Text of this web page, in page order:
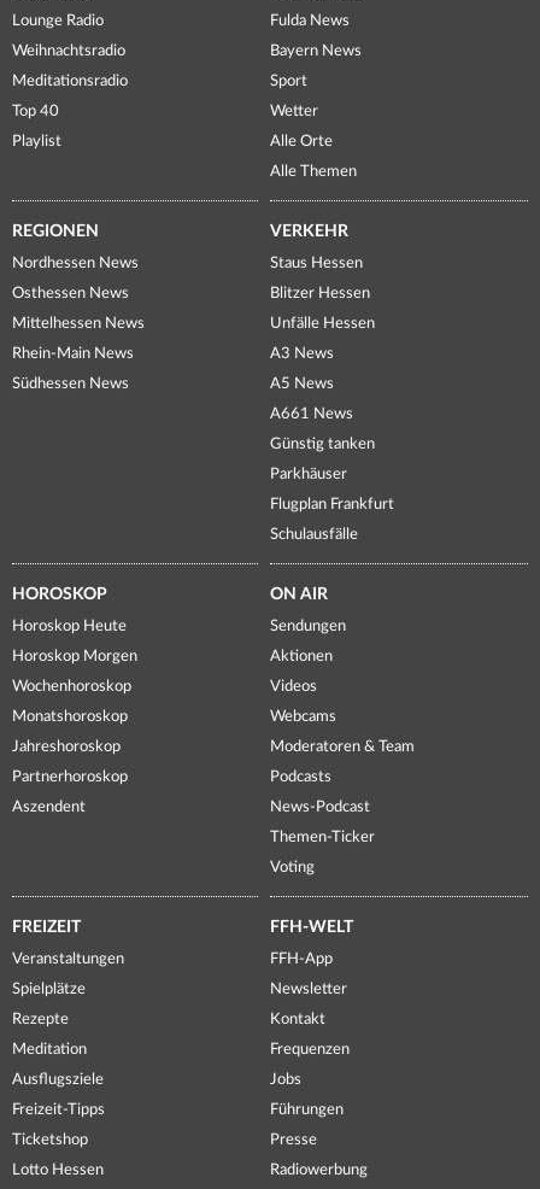
Lounge Radio
Weihnachtsradio
Meditationsradio
Top 40
Playlist
Fulda News
Bayern News
Sport
Wetter
Alle Orte
Alle Themen
REGIONEN
Nordhessen News
Osthessen News
Mittelhessen News
Rhein-Main News
Südhessen News
VERKEHR
Staus Hessen
Blitzer Hessen
Unfälle Hessen
A3 News
A5 News
A661 News
Günstig tanken
Parkhäuser
Flugplan Frankfurt
Schulausfälle
HOROSKOP
Horoskop Heute
Horoskop Morgen
Wochenhoroskop
Monatshoroskop
Jahreshoroskop
Partnerhoroskop
Aszendent
ON AIR
Sendungen
Aktionen
Videos
Webcams
Moderatoren & Team
Podcasts
News-Podcast
Themen-Ticker
Voting
FREIZEIT
Veranstaltungen
Spielplätze
Rezepte
Meditation
Ausflugsziele
Freizeit-Tipps
Ticketshop
Lotto Hessen
FFH-WELT
FFH-App
Newsletter
Kontakt
Frequenzen
Jobs
Führungen
Presse
Radiowerbung